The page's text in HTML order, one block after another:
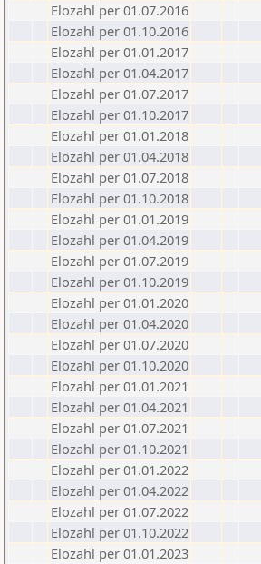
Elozahl per 01.07.2016
Elozahl per 01.10.2016
Elozahl per 01.01.2017
Elozahl per 01.04.2017
Elozahl per 01.07.2017
Elozahl per 01.10.2017
Elozahl per 01.01.2018
Elozahl per 01.04.2018
Elozahl per 01.07.2018
Elozahl per 01.10.2018
Elozahl per 01.01.2019
Elozahl per 01.04.2019
Elozahl per 01.07.2019
Elozahl per 01.10.2019
Elozahl per 01.01.2020
Elozahl per 01.04.2020
Elozahl per 01.07.2020
Elozahl per 01.10.2020
Elozahl per 01.01.2021
Elozahl per 01.04.2021
Elozahl per 01.07.2021
Elozahl per 01.10.2021
Elozahl per 01.01.2022
Elozahl per 01.04.2022
Elozahl per 01.07.2022
Elozahl per 01.10.2022
Elozahl per 01.01.2023